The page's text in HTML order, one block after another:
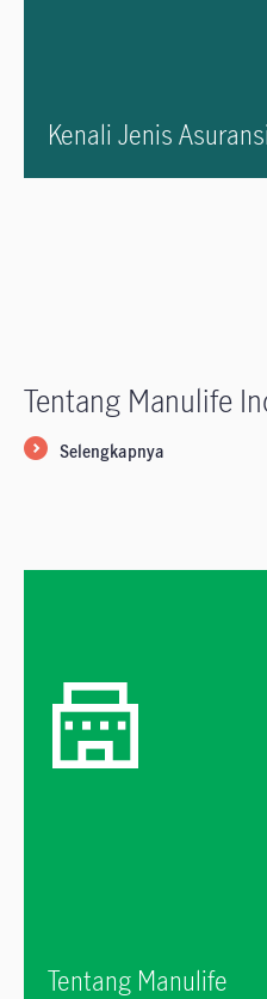
Kenali Jenis
Tentang Manulife
Selengkapnya
Tentang Manulife